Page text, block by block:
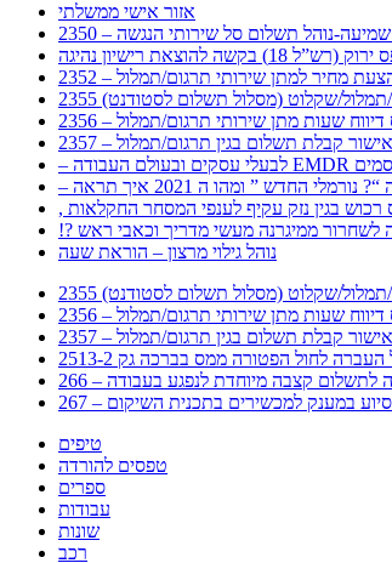
אזור אישי ממשלתי
שמיעה-נוהל תשלום סל שירותי הנגשה
(רש”ל 18) בקשה להוצאת רישיון נהיגה
– הצעת מחיר למתן שירותי תרגום/תמלול
תמלול/שקלוט (מסלול תשלום לסטודנט)
טופס דיווח שעות מתן שירותי תרגום/תמלול
2357 – אישור קבלת תשלום בגין תרגום/תמלול
החדש ” ומהו ה 2021 איך תראה
לשחרור ממיגרנה מעשי מדריך וכאבי ראש
נוהל גילוי מרצון – הוראת שעה
תמלול/שקלוט (מסלול תשלום לסטודנט)
טופס דיווח שעות מתן שירותי תרגום/תמלול
2357 – אישור קבלת תשלום בגין תרגום/תמלול
לתשלום קצבה מיוחדת לנפגע בעבודה
לסיוע במענק למכשירים בתכנית השיקום
טיפים
טפסים להורדה
ספרים
עבודות
שונות
רכב